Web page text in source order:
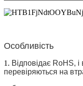
Особливість
1. Відповідає RoHS, і
перевіряються на